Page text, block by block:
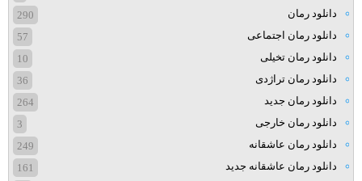
دانلود رمان
290
دانلود رمان اجتماعی
57
دانلود رمان تخیلی
10
دانلود رمان تراژدی
36
دانلود رمان جدید
264
دانلود رمان خارجی
3
دانلود رمان عاشقانه
249
دانلود رمان عاشقانه جدید
161